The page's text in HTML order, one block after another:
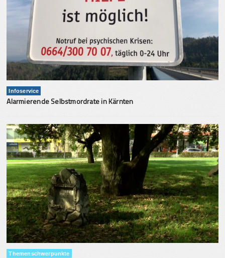
Infoservice
Alarmierende Selbstmordrate in Kärnten
Themenschwerpunkte